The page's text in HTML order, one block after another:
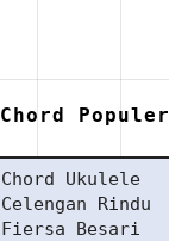
Chord Populer
Chord Ukulele
Celengan Rindu
Fiersa Besari